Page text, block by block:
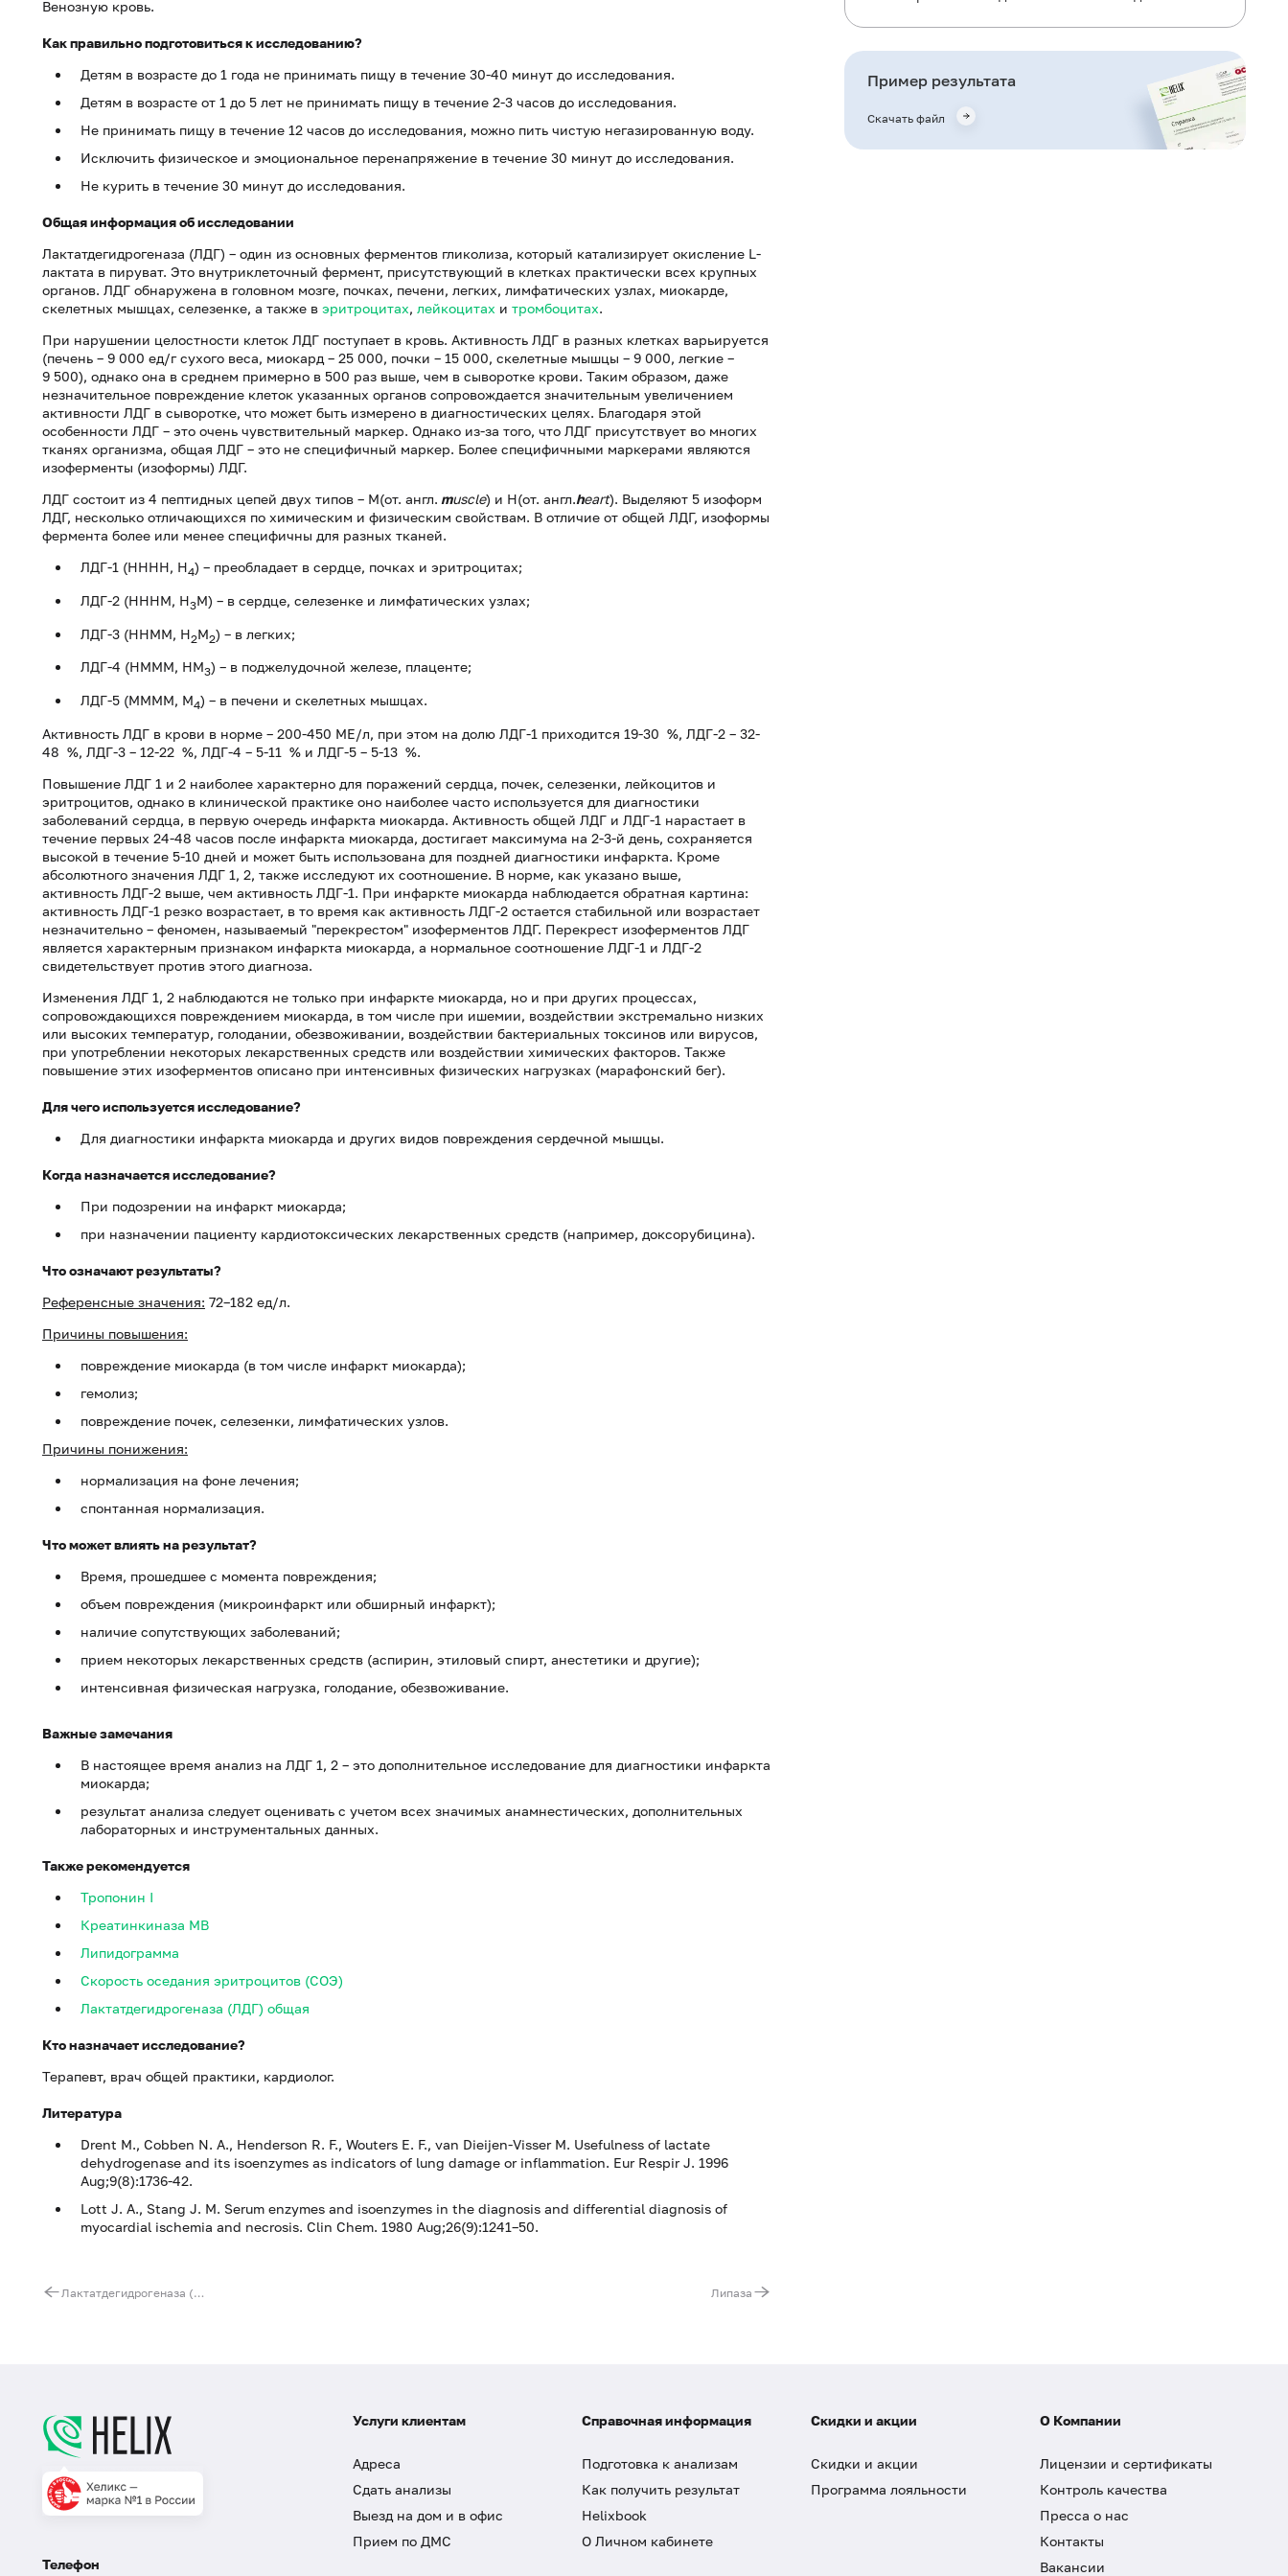
Венозную кровь.
Как правильно подготовиться к исследованию?
Детям в возрасте до 1 года не принимать пищу в течение 30-40 минут до исследования.
Детям в возрасте от 1 до 5 лет не принимать пищу в течение 2-3 часов до исследования.
Не принимать пищу в течение 12 часов до исследования, можно пить чистую негазированную воду.
Исключить физическое и эмоциональное перенапряжение в течение 30 минут до исследования.
Не курить в течение 30 минут до исследования.
Общая информация об исследовании
Лактатдегидрогеназа (ЛДГ) – один из основных ферментов гликолиза, который катализирует окисление L-
лактата в пируват. Это внутриклеточный фермент, присутствующий в клетках практически всех крупных
органов. ЛДГ обнаружена в головном мозге, почках, печени, легких, лимфатических узлах, миокарде,
скелетных мышцах, селезенке, а также в эритроцитах, лейкоцитах и тромбоцитах.
При нарушении целостности клеток ЛДГ поступает в кровь. Активность ЛДГ в разных клетках варьируется
(печень – 9 000 ед/г сухого веса, миокард – 25 000, почки – 15 000, скелетные мышцы – 9 000, легкие –
9 500), однако она в среднем примерно в 500 раз выше, чем в сыворотке крови. Таким образом, даже
незначительное повреждение клеток указанных органов сопровождается значительным увеличением
активности ЛДГ в сыворотке, что может быть измерено в диагностических целях. Благодаря этой
особенности ЛДГ – это очень чувствительный маркер. Однако из-за того, что ЛДГ присутствует во многих
тканях организма, общая ЛДГ – это не специфичный маркер. Более специфичными маркерами являются
изоферменты (изоформы) ЛДГ.
ЛДГ состоит из 4 пептидных цепей двух типов – M(от. англ. muscle) и H(от. англ.heart). Выделяют 5 изоформ
ЛДГ, несколько отличающихся по химическим и физическим свойствам. В отличие от общей ЛДГ, изоформы
фермента более или менее специфичны для разных тканей.
ЛДГ-1 (HHHH, H4) – преобладает в сердце, почках и эритроцитах;
ЛДГ-2 (HHHM, H3M) – в сердце, селезенке и лимфатических узлах;
ЛДГ-3 (HHMM, H2M2) – в легких;
ЛДГ-4 (HMMM, HM3) – в поджелудочной железе, плаценте;
ЛДГ-5 (MMMM, M4) – в печени и скелетных мышцах.
Активность ЛДГ в крови в норме – 200-450 МЕ/л, при этом на долю ЛДГ-1 приходится 19-30 %, ЛДГ-2 – 32-
48 %, ЛДГ-3 – 12-22 %, ЛДГ-4 – 5-11 % и ЛДГ-5 – 5-13 %.
Повышение ЛДГ 1 и 2 наиболее характерно для поражений сердца, почек, селезенки, лейкоцитов и
эритроцитов, однако в клинической практике оно наиболее часто используется для диагностики
заболеваний сердца, в первую очередь инфаркта миокарда. Активность общей ЛДГ и ЛДГ-1 нарастает в
течение первых 24-48 часов после инфаркта миокарда, достигает максимума на 2-3-й день, сохраняется
высокой в течение 5-10 дней и может быть использована для поздней диагностики инфаркта. Кроме
абсолютного значения ЛДГ 1, 2, также исследуют их соотношение. В норме, как указано выше,
активность ЛДГ-2 выше, чем активность ЛДГ-1. При инфаркте миокарда наблюдается обратная картина:
активность ЛДГ-1 резко возрастает, в то время как активность ЛДГ-2 остается стабильной или возрастает
незначительно – феномен, называемый "перекрестом" изоферментов ЛДГ. Перекрест изоферментов ЛДГ
является характерным признаком инфаркта миокарда, а нормальное соотношение ЛДГ-1 и ЛДГ-2
свидетельствует против этого диагноза.
Изменения ЛДГ 1, 2 наблюдаются не только при инфаркте миокарда, но и при других процессах,
сопровождающихся повреждением миокарда, в том числе при ишемии, воздействии экстремально низких
или высоких температур, голодании, обезвоживании, воздействии бактериальных токсинов или вирусов,
при употреблении некоторых лекарственных средств или воздействии химических факторов. Также
повышение этих изоферментов описано при интенсивных физических нагрузках (марафонский бег).
Для чего используется исследование?
Для диагностики инфаркта миокарда и других видов повреждения сердечной мышцы.
Когда назначается исследование?
При подозрении на инфаркт миокарда;
при назначении пациенту кардиотоксических лекарственных средств (например, доксорубицина).
Что означают результаты?
Референсные значения: 72–182 ед/л.
Причины повышения:
повреждение миокарда (в том числе инфаркт миокарда);
гемолиз;
повреждение почек, селезенки, лимфатических узлов.
Причины понижения:
нормализация на фоне лечения;
спонтанная нормализация.
Что может влиять на результат?
Время, прошедшее с момента повреждения;
объем повреждения (микроинфаркт или обширный инфаркт);
наличие сопутствующих заболеваний;
прием некоторых лекарственных средств (аспирин, этиловый спирт, анестетики и другие);
интенсивная физическая нагрузка, голодание, обезвоживание.
Важные замечания
В настоящее время анализ на ЛДГ 1, 2 – это дополнительное исследование для диагностики инфаркта
миокарда;
результат анализа следует оценивать с учетом всех значимых анамнестических, дополнительных
лабораторных и инструментальных данных.
Также рекомендуется
Тропонин I
Креатинкиназа MB
Липидограмма
Скорость оседания эритроцитов (СОЭ)
Лактатдегидрогеназа (ЛДГ) общая
Кто назначает исследование?
Терапевт, врач общей практики, кардиолог.
Литература
Drent M., Cobben N. A., Henderson R. F., Wouters E. F., van Dieijen-Visser M. Usefulness of lactate
dehydrogenase and its isoenzymes as indicators of lung damage or inflammation. Eur Respir J. 1996
Aug;9(8):1736-42.
Lott J. A., Stang J. M. Serum enzymes and isoenzymes in the diagnosis and differential diagnosis of
myocardial ischemia and necrosis. Clin Chem. 1980 Aug;26(9):1241–50.
Лактатдегидрогеназа (ЛДГ) общая Липаза
Общая информация об исследовании
Пример результата
Скачать файл
Телефон
Услуги клиентам
Адреса
Сдать анализы
Выезд на дом и в офис
Прием по ДМС
Справочная информация
Подготовка к анализам
Как получить результат
Helixbook
О Личном кабинете
Скидки и акции
Скидки и акции
Программа лояльности
О Компании
Лицензии и сертификаты
Контроль качества
Пресса о нас
Контакты
Вакансии